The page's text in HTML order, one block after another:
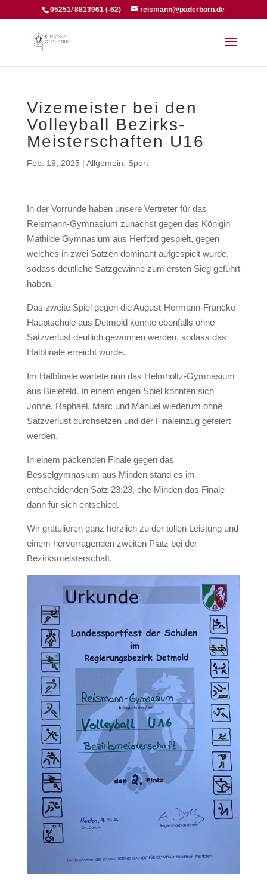
05251/ 8813961 (-62) reismann@paderborn.de
Vizemeister bei den
Volleyball Bezirks-
Meisterschaften U16
Feb. 19, 2025 | Allgemein Sport
In der Vorrunde haben unsere Vertreter für das
Reismann-Gymnasium zunächst gegen das Königin
Mathilde Gymnasium aus Herford gespielt, gegen
welches in zwei Sätzen dominant aufgespielt wurde,
sodass deutliche Satzgewinne zum ersten Sieg geführt
haben.
Das zweite Spiel gegen die August-Hermann-Francke
Hauptschule aus Detmold konnte ebenfalls ohne
Satzverlust deutlich gewonnen werden, sodass das
Halbfinale erreicht wurde.
Im Halbfinale wartete nun das Helmholtz-Gymnasium
aus Bielefeld. In einem engen Spiel konnten sich
Jonne, Raphael, Marc und Manuel wiederum ohne
Satzverlust durchsetzen und der Finaleinzug gefeiert
werden.
In einem packenden Finale gegen das
Besselgymnasium aus Minden stand es im
entscheidenden Satz 23:23, ehe Minden das Finale
dann für sich entschied.
Wir gratulieren ganz herzlich zu der tollen Leistung und
einem hervorragenden zweiten Platz bei der
Bezirksmeisterschaft.